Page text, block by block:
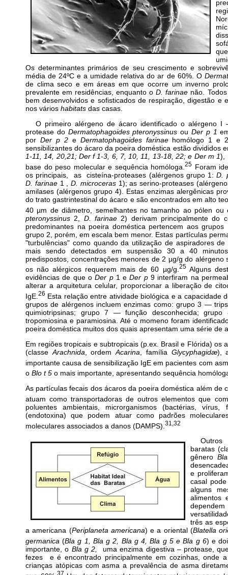
Os determinantes primários de seu crescimento e
média de 24ºC e a umidade relativa do ar de 60%. O
de clima seco e em áreas em que ocorre um inverno
prevalente em residências, enquanto oD. farinae não.
bem desenvolvidos e sofisticados de respiração, digestão e
nos vários habitats das casas.
O primeiro alérgeno de ácaro identificado o alérgeno I
protease do Dermatophagoides pteronyssinusouDer p 1
por Der p 2e Dermatophagoides farinae homólogo 1 e
sensibilizantes do ácaro da poeira doméstica estão divididos
1-11, 14, 20,21; Der f 1-3, 6, 7, 10, 11, 13-18, 22; e Der m 1),
base do peso molecular e sequência homóloga.25 Foram
os principais, as cisteína-proteases (alérgenos grupo 1:D.
D. farinae 1 ,D. microceras 1); as serino-proteases
amilases (alérgenos grupo 4). Estas enzimas alergênicas
do trato gastrintestinal do ácaro e são encontrados em alto
40 µm de diâmetro, semelhantes no tamanho ao pólen ou
pteronyssinus 2, D. farinae 2) derivam principalmente do
predominantes na poeira doméstica pertencem aos
grupo 2, porém, em escala bem menor. Estas partículas
"turbulências" como quando da utilização de aspiradores
mais sendo detectados em suspensão 30 a 40
predispostos, concentrações menores de 2 µg/g do
os não alérgicos requerem mais de 60 µg/g. 25Alguns
evidências de que oDer p 1 eDer p9 interfiram na
alterar a arquitetura celular, proporcionar a liberação de
IgE. 26 Esta relação entre atividade biológica e a capacidade
grupos de alérgenos incluem enzimas como: grupo 3 —
quimiotripsinas; grupo 7 — função desconhecida;
tropomiosina e paramiosina. Até o momeno foram
poeira doméstica muitos dos quais apresentam uma série de
Em regiões tropicais e subtropicais (p.ex. Brasil e Flórida) os
(classe Arachnida , ordemAcarina , família Glycyphagidæ),
importante causa de sensibilização IgE em pacientes com
o Blo t 5 o mais importante, apresentando sequência
As partículas fecais dos ácaros da poeira doméstica além de
atuam como transportadoras de outros elementos que
poluentes ambientais, microrganismos (bactérias,
(endotoxina) que podem atuar como padrões
moleculares associados a danos (DAMPS). 31,32
Outros
baratas
gênero
e
casal
alguns
alimentos
três as
a americana (Periplaneta americana) e a oriental (Blatella
germanica(Bla g 1, Bla g 2, Bla g 4, Bla g 5 e Bla g 6) e
importante, o Bla g 2,
uma enzima digestiva – protease,
fezes e é encontrado principalmente em cozinhas, onde
crianças atópicas com asma a prevalência de asma
37